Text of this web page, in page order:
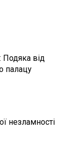
Подяка від
палацу
незламності